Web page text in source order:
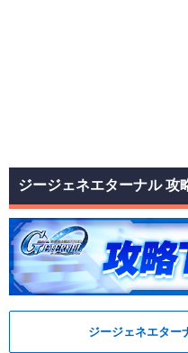
ジージェネエターナル 攻
ジージェネエター